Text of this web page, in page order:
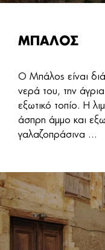
ΜΠΑΛΟΣ
Ο Μπάλος είναι
νερά του, την
εξωτικό τοπίο. Η
άσπρη άμμο και
γαλαζοπράσινα ...